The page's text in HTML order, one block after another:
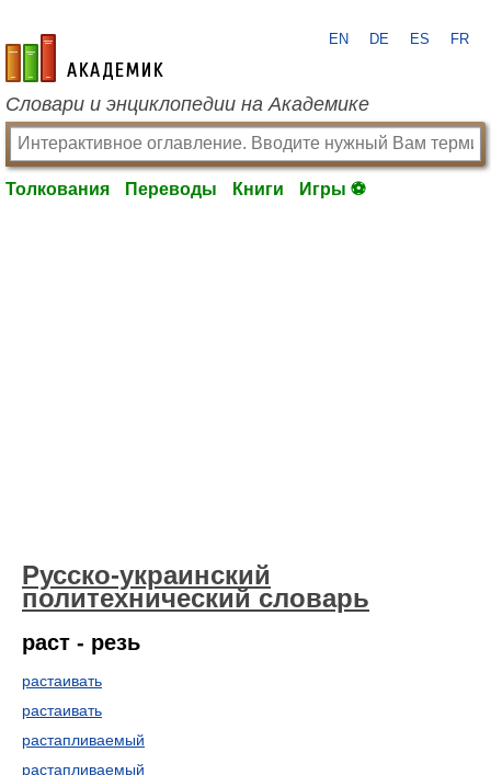
academic.ru
EN DE ES FR
Словари и энциклопедии на Академике
Толкования Переводы Книги Игры ⚽
Русско-украинский
политехнический словарь
раст - резь
растаивать
растаивать
растапливаемый
растапливаемый